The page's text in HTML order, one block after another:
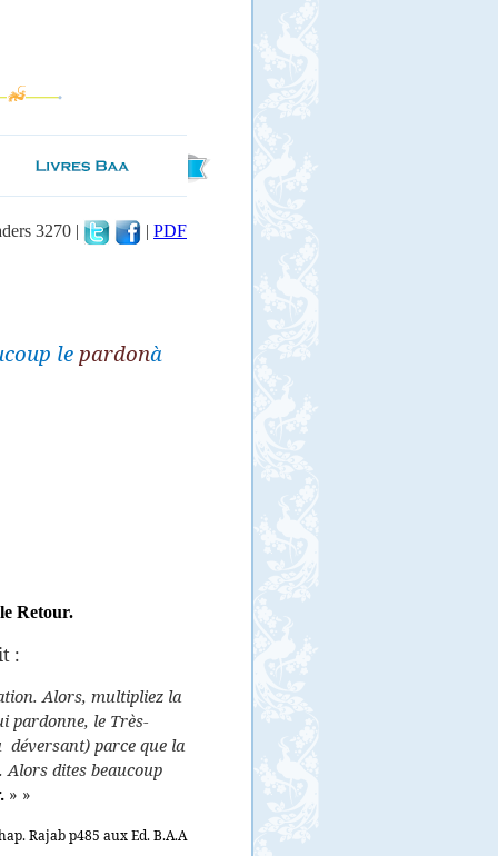
3270 | | PDF
le pardonà
Retour.
:
Alors, multipliez la
pardonne, le Très-
déversant) parce que la
dites beaucoup
» »
Rajab p485 aux Ed. B.A.A